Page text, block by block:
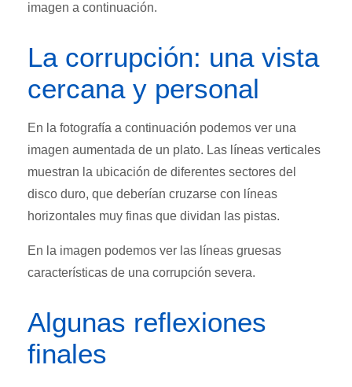
imagen a continuación.
La corrupción: una vista
cercana y personal
En la fotografía a continuación podemos ver una
imagen aumentada de un plato. Las líneas verticales
muestran la ubicación de diferentes sectores del
disco duro, que deberían cruzarse con líneas
horizontales muy finas que dividan las pistas.
En la imagen podemos ver las líneas gruesas
características de una corrupción severa.
Algunas reflexiones
finales